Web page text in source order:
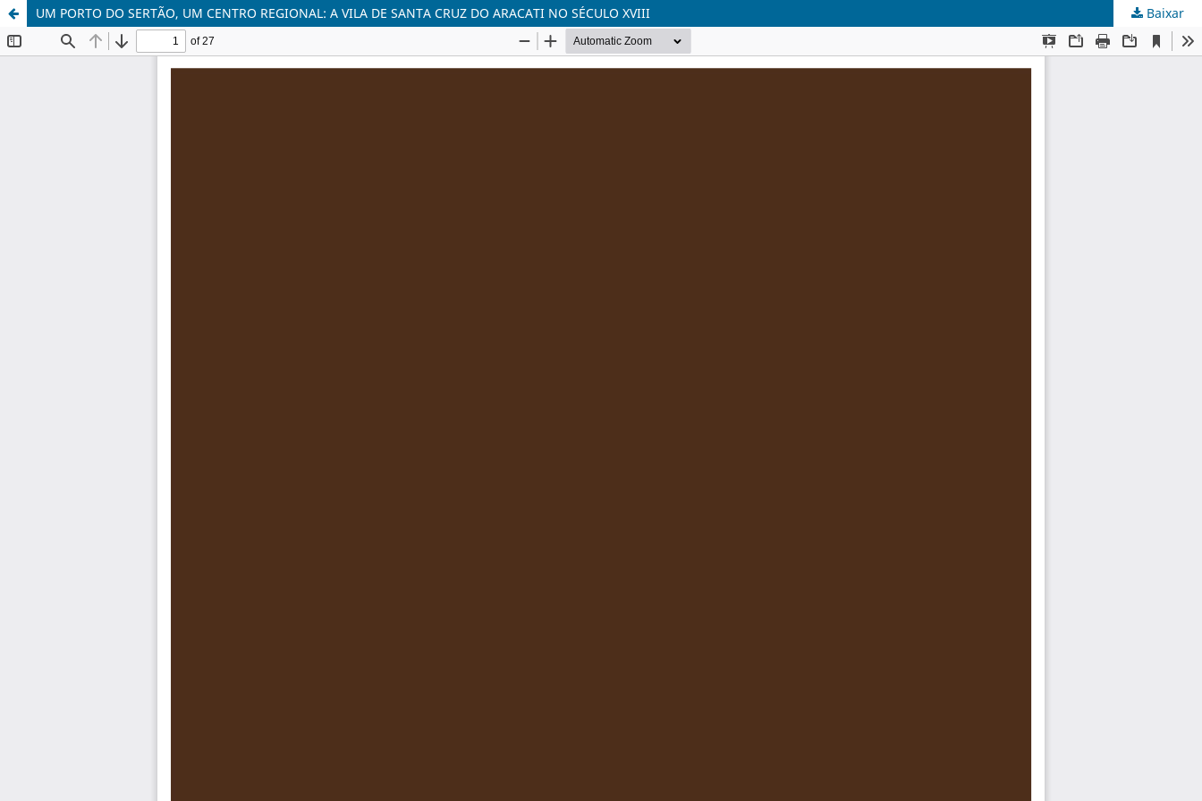
UM PORTO DO SERTÃO, UM CENTRO REGIONAL: A VILA DE SANTA CRUZ DO ARACATI NO SÉCULO XVIII Baixar